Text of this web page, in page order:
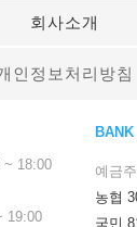
회사소개
인정보처리방침
~ 18:00
19:00
BANK
예금
농협
국민